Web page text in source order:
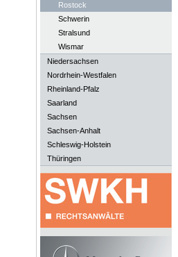
Rostock
Schwerin
Stralsund
Wismar
Niedersachsen
Nordrhein-Westfalen
Rheinland-Pfalz
Saarland
Sachsen
Sachsen-Anhalt
Schleswig-Holstein
Thüringen